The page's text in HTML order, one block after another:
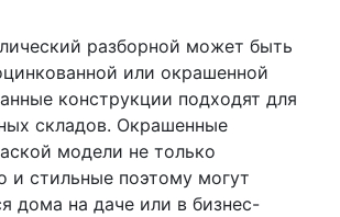
разборной может быть
или окрашенной
конструкции подходят для
складов. Окрашенные
модели не только
и стильные поэтому могут
дома на даче или в бизнес-